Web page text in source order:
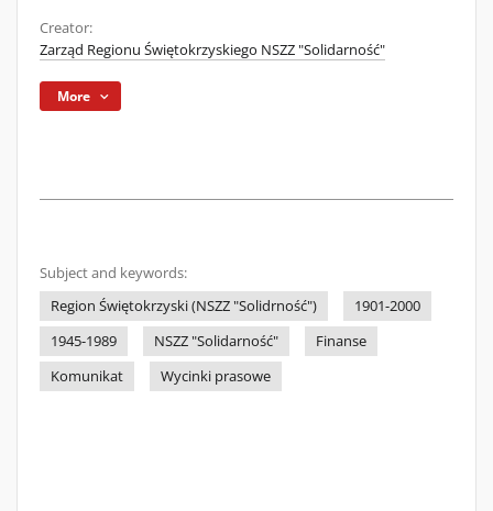
Creator:
Zarząd Regionu Świętokrzyskiego NSZZ "Solidarność"
More
Subject and keywords:
Region Świętokrzyski (NSZZ "Solidrność")
1901-2000
1945-1989
NSZZ "Solidarność"
Finanse
Komunikat
Wycinki prasowe